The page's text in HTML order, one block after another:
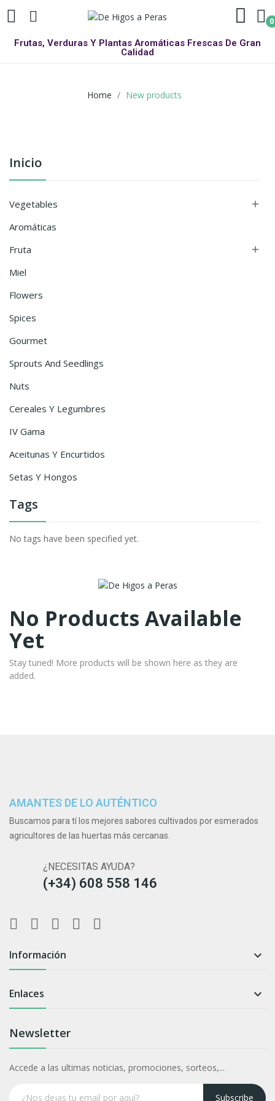
0
Frutas, Verduras Y Plantas Aromáticas Frescas De Gran
Calidad
Home New products
Inicio
Vegetables 
Aromáticas
Fruta

Miel
Flowers
Spices
Gourmet
Sprouts And Seedlings
Nuts
Cereales Y Legumbres
IV Gama
Aceitunas Y Encurtidos
Setas Y Hongos
Tags
No tags have been specified yet.
No Products Available
Yet
Stay tuned! More products will be shown here as they are
added.
AMANTES DE LO AUTÉNTICO
Buscamos para tí los mejores sabores cultivados por esmerados
agricultores de las huertas más cercanas.
¿NECESITAS AYUDA?
(+34) 608 558 146
Información 
Enlaces 
Newsletter
Accede a las ultimas noticias, promociones, sorteos,...
Subscribe